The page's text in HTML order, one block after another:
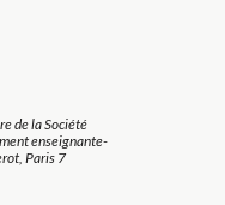
de la Société
enseignante-
Paris 7